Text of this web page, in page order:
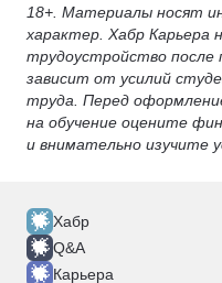
18+. Материалы носят
характер. Хабр Карьера
трудоустройство после
зависит от усилий
труда. Перед
на обучение оцените
и внимательно изучите
Хабр
Q&A
Карьера